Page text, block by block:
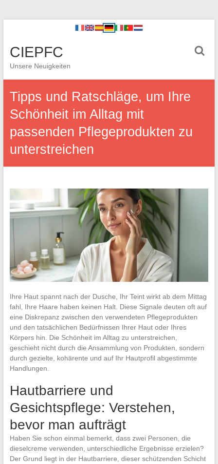
CIEPFC
Unsere Neuigkeiten
Tipps und Ratschläge, um Ihre
Schönheit im Alltag mit
passenden Pflegeprodukten zu
unterstreichen
Ihre Haut spannt nach der Dusche, Ihr Teint wirkt ab dem Mittag
fahl, Ihre Haare haben keinen Halt. Diese Signale deuten oft auf
eine Diskrepanz zwischen den verwendeten Pflegeprodukten
und den tatsächlichen Bedürfnissen Ihrer Haut oder Ihres
Körpers hin. Die Schönheit im Alltag zu unterstreichen,
geschieht nicht durch die Ansammlung von Produkten, sondern
durch gezielte, kohärente und auf Ihr Hautprofil abgestimmte
Handlungen.
Hautbarriere und
Gesichtspflege: Verstehen,
bevor man aufträgt
Haben Sie schon einmal bemerkt, dass zwei Personen, die
dieselcreme verwenden, unterschiedliche Ergebnisse erzielen?
Der Grund liegt in der Hautbarriere, dieser schützenden Schicht